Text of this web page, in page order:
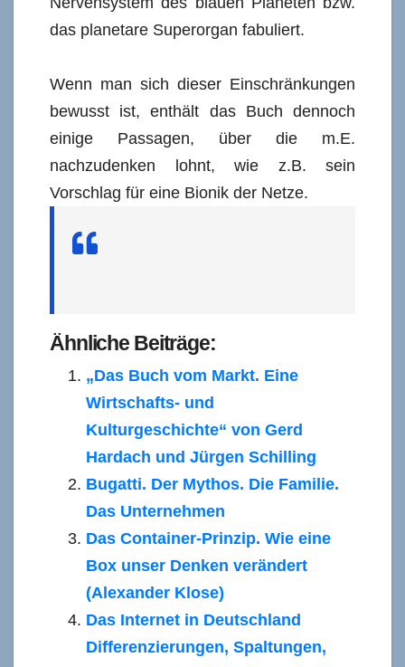
das planetare Superorgan fabuliert.
Wenn man sich dieser Einschränkungen
bewusst ist, enthält das Buch dennoch
einige Passagen, über die m.E.
nachzudenken lohnt, wie z.B. sein
Vorschlag für eine Bionik der Netze.
Ähnliche Beiträge:
„Das Buch vom Markt. Eine
Wirtschafts- und
Kulturgeschichte“ von Gerd
Hardach und Jürgen Schilling
Bugatti. Der Mythos. Die Familie.
Das Unternehmen
Das Container-Prinzip. Wie eine
Box unser Denken verändert
(Alexander Klose)
Das Internet in Deutschland
Differenzierungen, Spaltungen,